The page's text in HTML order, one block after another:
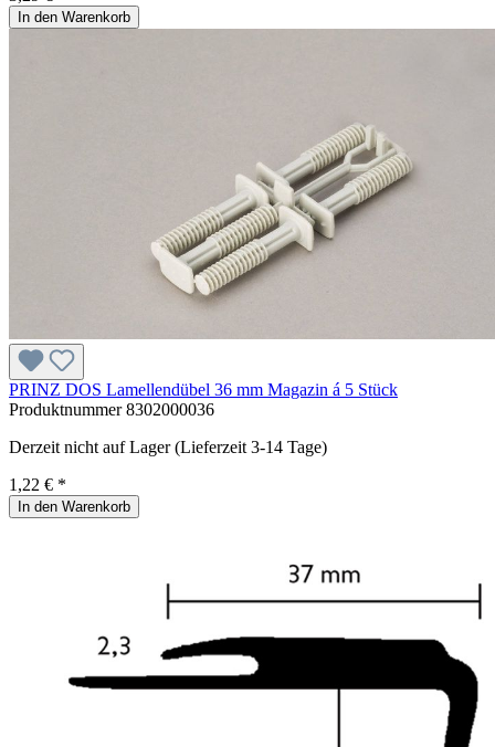
In den Warenkorb
PRINZ DOS Lamellendübel 36 mm Magazin á 5 Stück
Produktnummer8302000036
Derzeit nicht auf Lager (Lieferzeit 3-14 Tage)
1,22 € *
In den Warenkorb